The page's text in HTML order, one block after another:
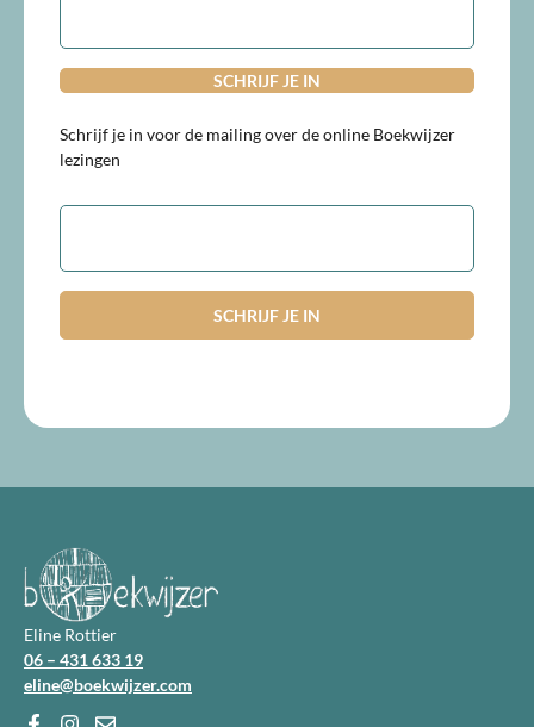
Schrijf je in voor de mailing over de online Boekwijzer
lezingen
E-
Eline Rottier
06 – 431 633 19
eline@boekwijzer.com